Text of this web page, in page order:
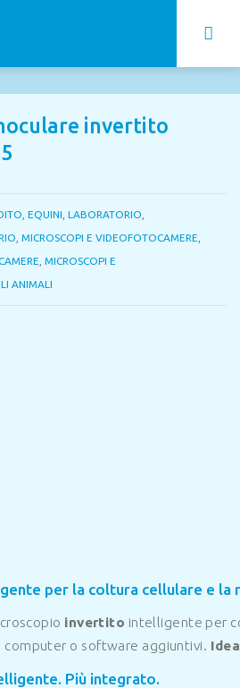
invertito
EQUINI LABORATORIO
MICROSCOPI E VIDEOFOTOCAMERE
MICROSCOPI E
ANIMALI
per la coltura cellulare e la
invertito intelligente per
computer o software aggiuntivi.
Più integrato.